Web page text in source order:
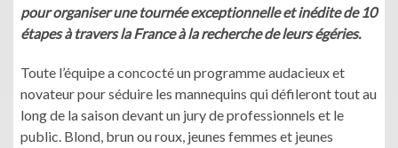
pour organiser une tournée exceptionnelle et inédite de 10
étapes à travers la France à la recherche de leurs égéries.
Toute l’équipe a concocté un programme audacieux et
novateur pour séduire les mannequins qui défileront tout au
long de la saison devant un jury de professionnels et le
public. Blond, brun ou roux, jeunes femmes et jeunes